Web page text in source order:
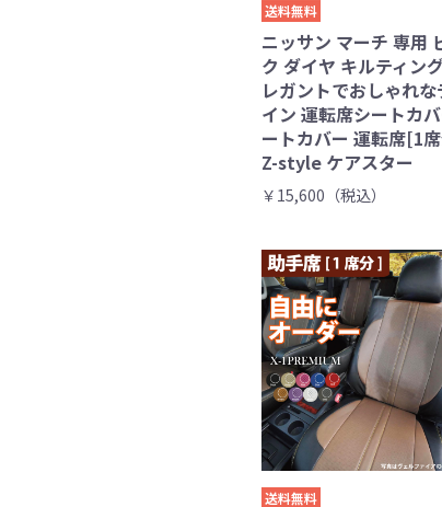
送料無料
ニッサン マーチ 専用
ク ダイヤ キルティン
レガントでおしゃれ
イン 運転席シートカ
ートカバー 運転席[1
Z-style ケアスター
￥15,600（税込）
送料無料